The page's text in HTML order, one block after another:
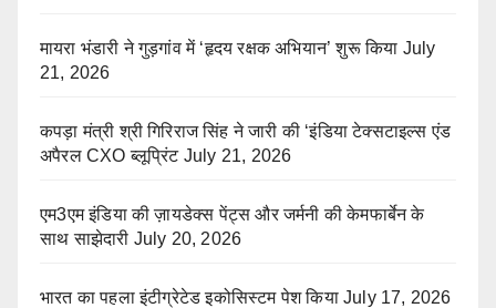
मायरा भंडारी ने गुड़गांव में ‘हृदय रक्षक अभियान’ शुरू किया July
21, 2026
कपड़ा मंत्री श्री गिरिराज सिंह ने जारी की ‘इंडिया टेक्सटाइल्स एंड
अपैरल CXO ब्लूप्रिंट July 21, 2026
एम3एम इंडिया की ज़ायडेक्स पेंट्स और जर्मनी की केमफार्बेन के
साथ साझेदारी July 20, 2026
भारत का पहला इंटीग्रेटेड इकोसिस्टम पेश किया July 17, 2026